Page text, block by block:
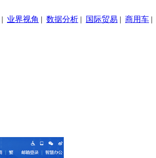
| 业界视角 | 数据分析 | 国际贸易 | 商用车 |